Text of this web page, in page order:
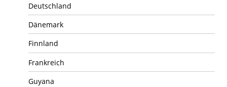
Deutschland
Dänemark
Finnland
Frankreich
Guyana